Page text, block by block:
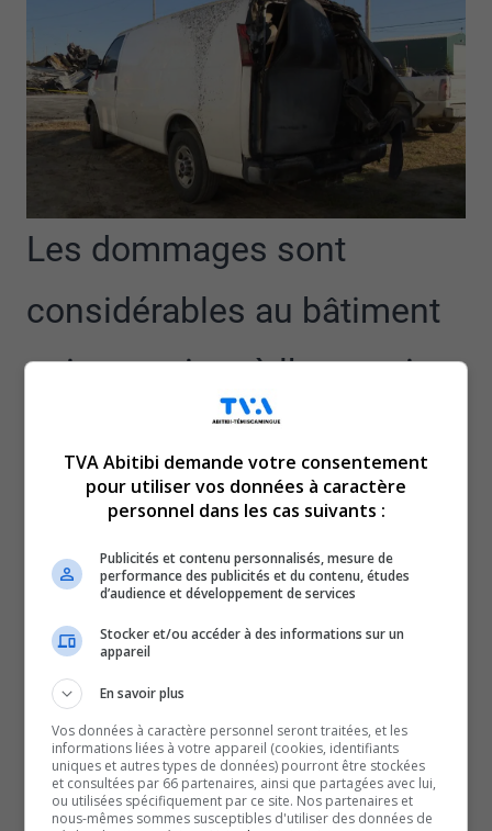
Les dommages sont
considérables au bâtiment
qui appartient à l’entreprise
Gobeil Ciment. Même un
véhicule a été atteint par les
flammes.
L’incendie a débuté à l’intérieur du bâtiment et des gens
sur place ont ouvert les portes du garage pour tenter
d’aérer, mais c’est à ce moment-là que les flammes
auraient pris de l’ampleur.
Les pompiers ont été appelés un peu avant 11 heures et
se sont rendus sur les lieux, mais malheureusement, les
flammes s’étaient déjà propagées sur la toiture,
mentionne le directeur du Service de sécurité incendie de
TVA Abitibi demande votre consentement
pour utiliser vos données à caractère
personnel dans les cas suivants :
Publicités et contenu personnalisés, mesure de
performance des publicités et du contenu, études
d’audience et développement de services
Stocker et/ou accéder à des informations sur un
appareil
En savoir plus
Vos données à caractère personnel seront traitées, et les
informations liées à votre appareil (cookies, identifiants
uniques et autres types de données) pourront être stockées
et consultées par 66 partenaires, ainsi que partagées avec lui,
ou utilisées spécifiquement par ce site. Nos partenaires et
nous-mêmes sommes susceptibles d'utiliser des données de